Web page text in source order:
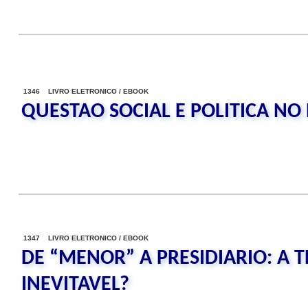
1346 LIVRO ELETRONICO / EBOOK
QUESTAO SOCIAL E POLITICA NO
1347 LIVRO ELETRONICO / EBOOK
DE “MENOR” A PRESIDIARIO: A
INEVITAVEL?